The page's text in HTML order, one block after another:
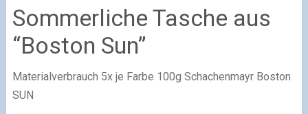
Sommerliche Tasche aus
“Boston Sun”
Materialverbrauch 5x je Farbe 100g Schachenmayr Boston
SUN